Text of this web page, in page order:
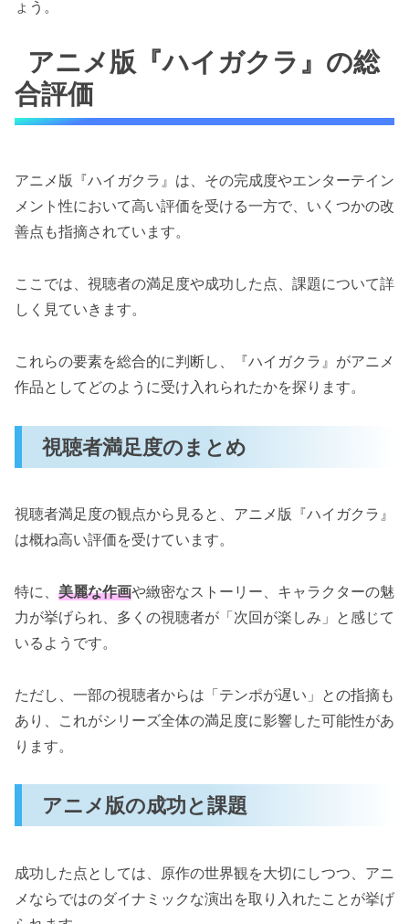
ょう。
アニメ版『ハイガクラ』の総
合評価
アニメ版『ハイガクラ』は、その完成度やエンターテイン
メント性において高い評価を受ける一方で、いくつかの改
善点も指摘されています。
ここでは、視聴者の満足度や成功した点、課題について詳
しく見ていきます。
これらの要素を総合的に判断し、『ハイガクラ』がアニメ
作品としてどのように受け入れられたかを探ります。
視聴者満足度のまとめ
視聴者満足度の観点から見ると、アニメ版『ハイガクラ』
は概ね高い評価を受けています。
特に、 美麗な作画や緻密なストーリー、キャラクターの魅
力が挙げられ、多くの視聴者が「次回が楽しみ」と感じて
いるようです。
ただし、一部の視聴者からは「テンポが遅い」との指摘も
あり、これがシリーズ全体の満足度に影響した可能性があ
ります。
アニメ版の成功と課題
成功した点としては、原作の世界観を大切にしつつ、アニ
メならではのダイナミックな演出を取り入れたことが挙げ